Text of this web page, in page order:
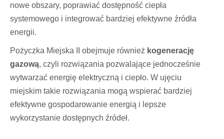
nowe obszary, poprawiać dostępność ciepła
systemowego i integrować bardziej efektywne źródła
energii.
Pożyczka Miejska II obejmuje również kogenerację
gazową, czyli rozwiązania pozwalające jednocześnie
wytwarzać energię elektryczną i ciepło. W ujęciu
miejskim takie rozwiązania mogą wspierać bardziej
efektywne gospodarowanie energią i lepsze
wykorzystanie dostępnych źródeł.